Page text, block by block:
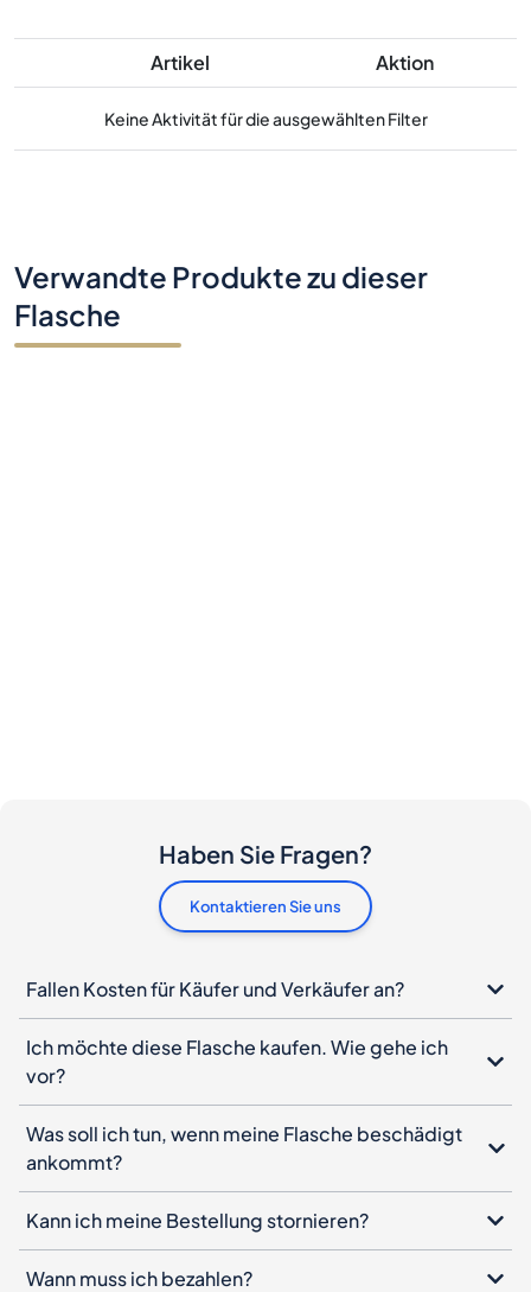
Artikel Aktion
Keine Aktivität für die ausgewählten Filter
Verwandte Produkte zu dieser
Flasche
Haben Sie Fragen?
Kontaktieren Sie uns
Fallen Kosten für Käufer und Verkäufer an?
Ich möchte diese Flasche kaufen. Wie gehe ich
vor?
Was soll ich tun, wenn meine Flasche beschädigt
ankommt?
Kann ich meine Bestellung stornieren?
Wann muss ich bezahlen?